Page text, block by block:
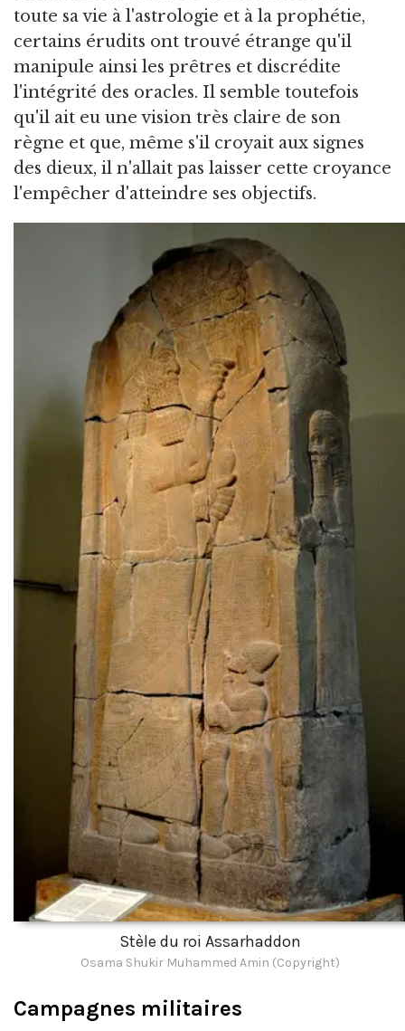
toute sa vie à l'astrologie et à la prophétie,
certains érudits ont trouvé étrange qu'il
manipule ainsi les prêtres et discrédite
l'intégrité des oracles. Il semble toutefois
qu'il ait eu une vision très claire de son
règne et que, même s'il croyait aux signes
des dieux, il n'allait pas laisser cette croyance
l'empêcher d'atteindre ses objectifs.
Stèle du roi Assarhaddon
Osama Shukir Muhammed Amin (Copyright)
Campagnes militaires